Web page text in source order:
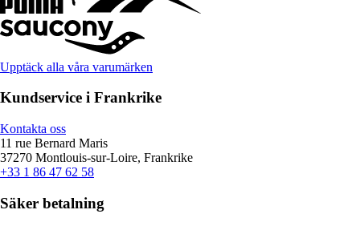
Upptäck alla våra varumärken
Kundservice i Frankrike
Kontakta oss
11 rue Bernard Maris
37270 Montlouis-sur-Loire, Frankrike
+33 1 86 47 62 58
Säker betalning